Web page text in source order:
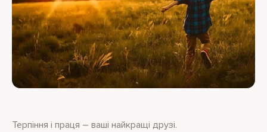
Терпіння і праця – ваші найкращі друзі.